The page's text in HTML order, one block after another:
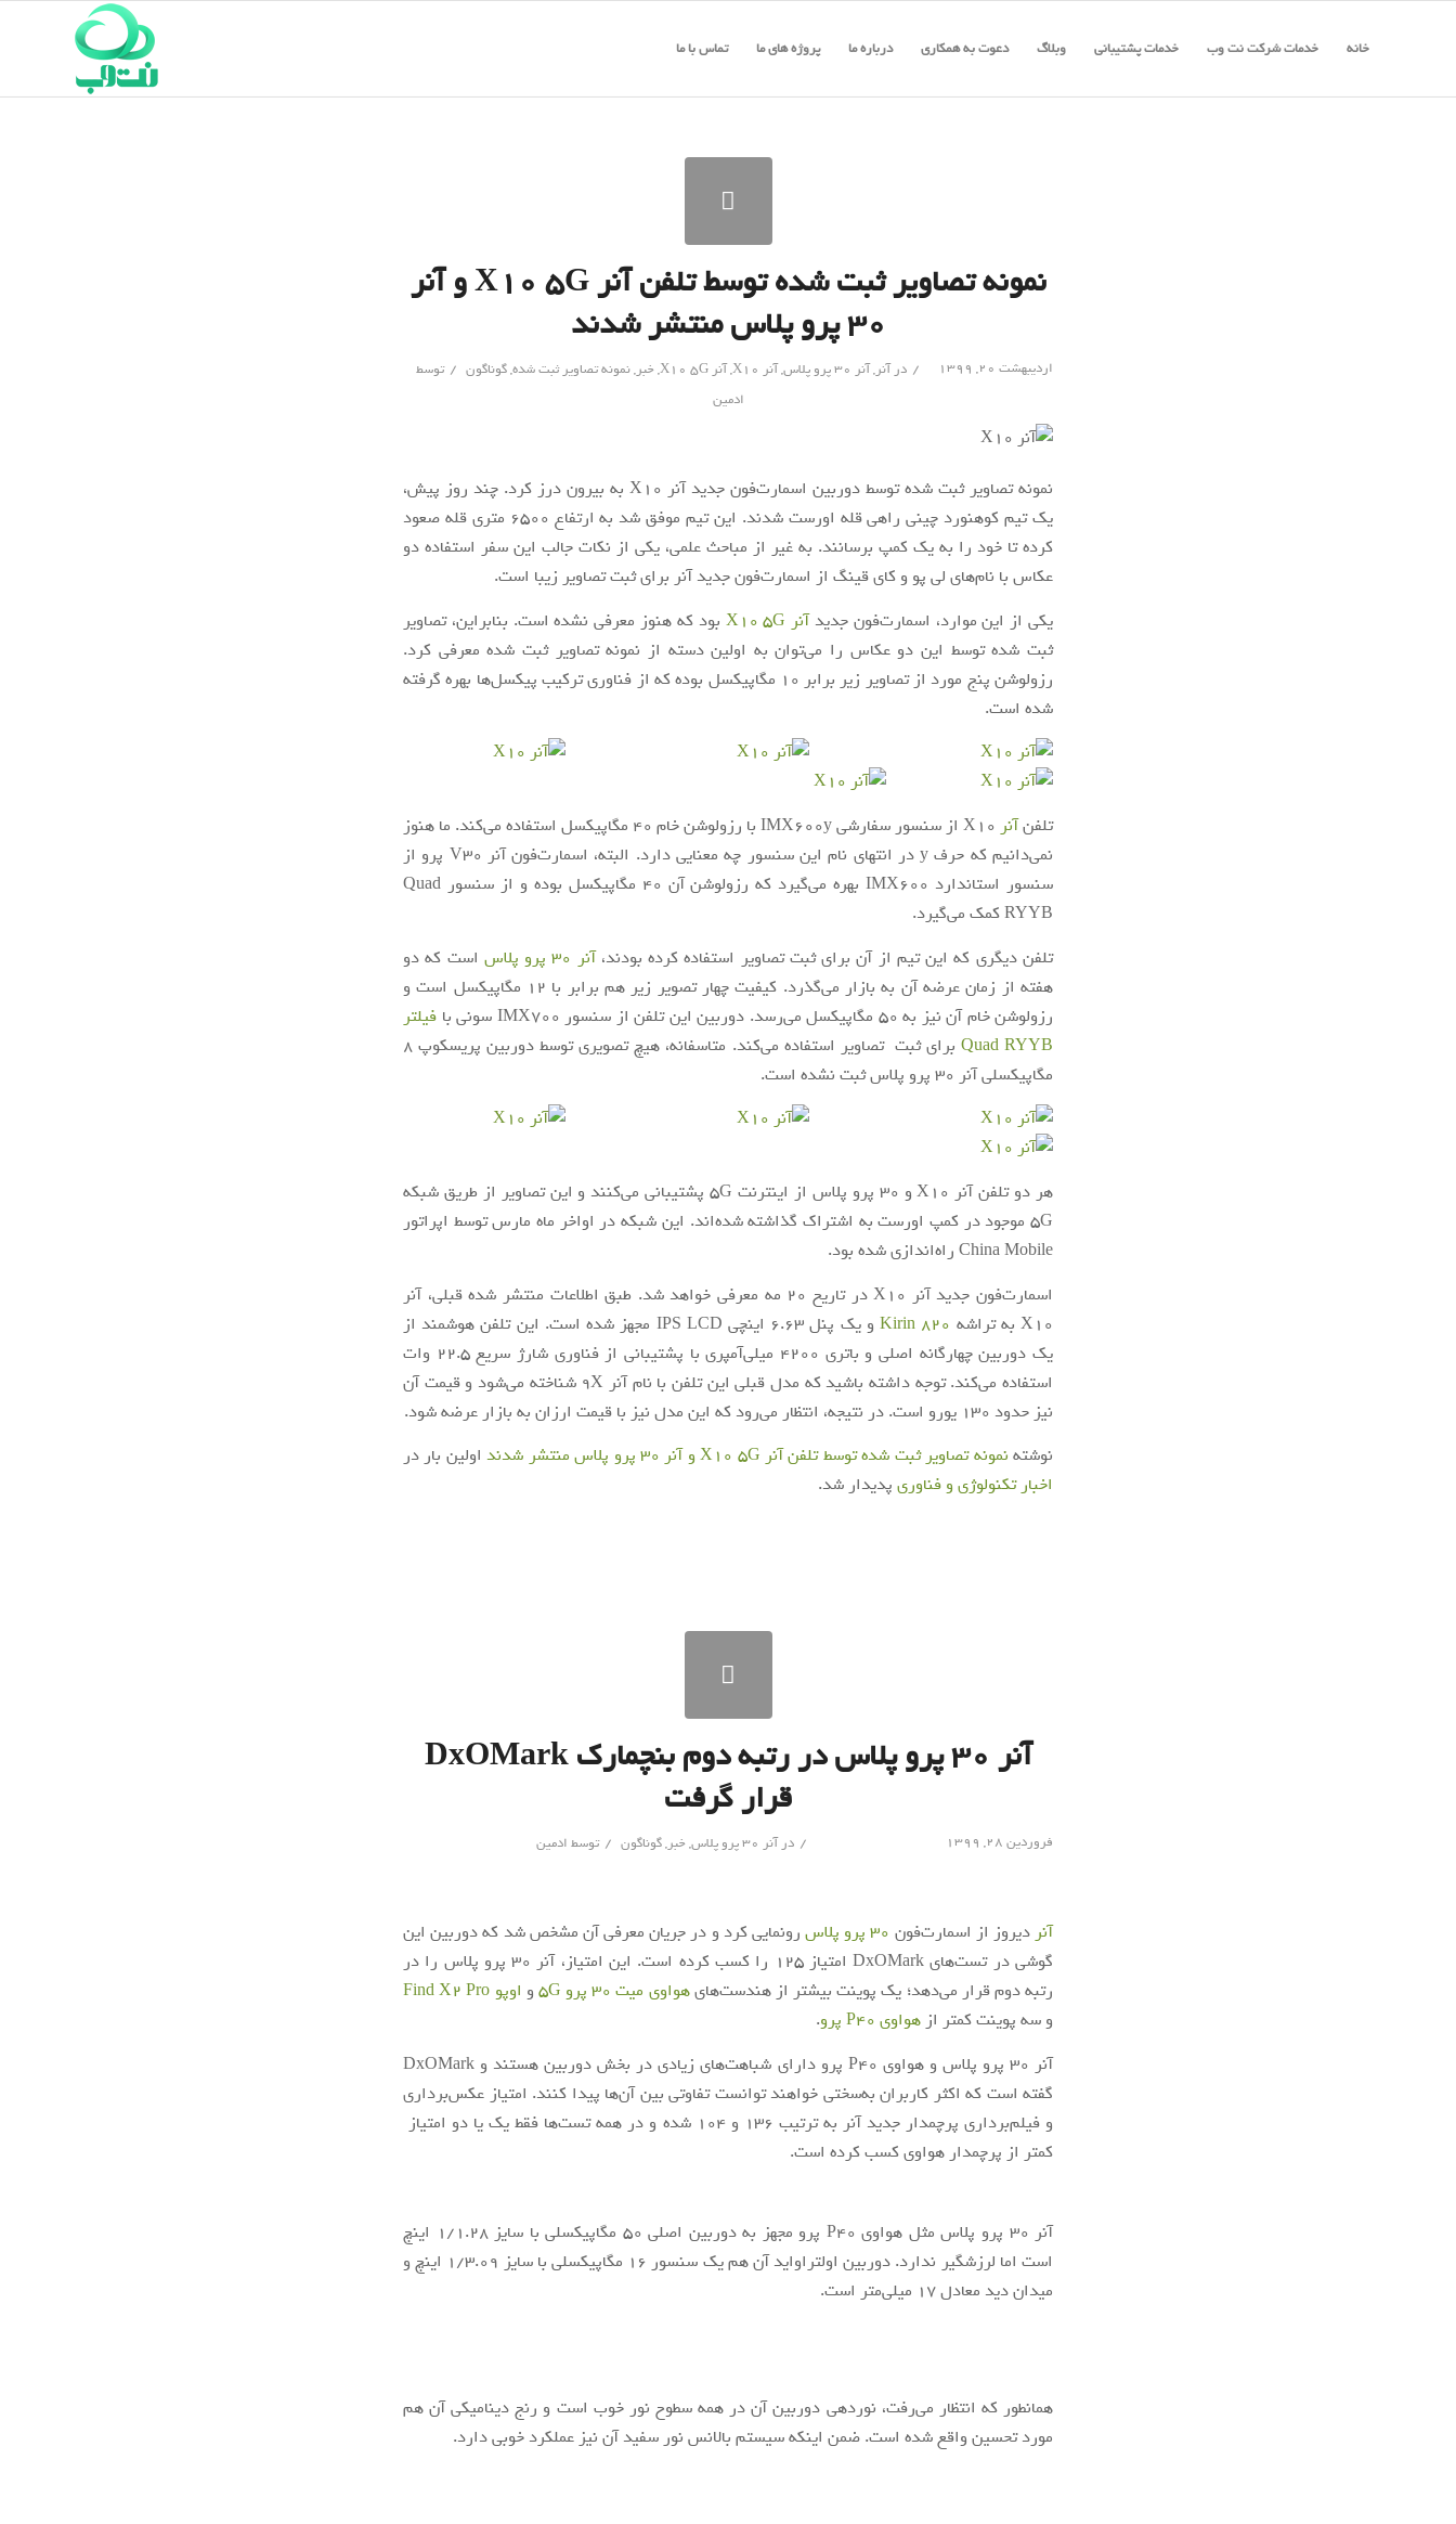
خانه خدمات شرکت نت وب خدمات پشتیبانی وبلاگ دعوت به همکاری درباره ما پروژه های ما تماس با ما
نمونه تصاویر ثبت شده توسط تلفن آنر X10 5G و آنر
۳۰ پرو پلاس منتشر شدند
اردیبهشت ۲۰, ۱۳۹۹ / درآنر,آنر 30 پرو پلاس ,آنر X10 ,آنر X10 5G ,خبر,نمونه تصاویر ثبت شده,گوناگون / توسط
ادمین
نمونه تصاویر ثبت شده توسط دوربین اسمارت‌فون جدید آنر X10 به بیرون درز کرد. چند روز پیش،
یک تیم کوهنورد چینی راهی قله اورست شدند. این تیم موفق شد به ارتفاع 6500 متری قله صعود
کرده تا خود را به یک کمپ برسانند. به غیر از مباحث علمی، یکی از نکات جالب این سفر استفاده دو
عکاس با نام‌های لی پو و کای قینگ از اسمارت‌فون جدید آنر برای ثبت تصاویر زیبا است.
یکی از این موارد، اسمارت‌فون جدیدآنر X10 5G
بود که هنوز معرفی نشده است. بنابراین، تصاویر
ثبت شده توسط این دو عکاس را می‌توان به اولین دسته از نمونه تصاویر ثبت شده معرفی کرد.
رزولوشن پنج مورد از تصاویر زیر برابر 10 مگاپیکسل بوده که از فناوری ترکیب پیکسل‌ها بهره گرفته
شده است.
تلفنآنر
X10 از سنسور سفارشی IMX600y با رزولوشن خام 40 مگاپیکسل استفاده می‌کند. ما هنوز
نمی‌دانیم که حرف y در انتهای نام این سنسور چه معنایی دارد. البته، اسمارت‌فون آنر V30 پرو از
سنسور استاندارد IMX600 بهره می‌گیرد که رزولوشن آن 40 مگاپیکسل بوده و از سنسور Quad
RYYB کمک می‌گیرد.
تلفن دیگری که این تیم از آن برای ثبت تصاویر استفاده کرده بودند،آنر 30 پرو پلاس
است که دو
هفته از زمان عرضه آن به بازار می‌گذرد. کیفیت چهار تصویر زیر هم برابر با 12 مگاپیکسل است و
رزولوشن خام آن نیز به 50 مگاپیکسل می‌رسد. دوربین این تلفن از سنسور IMX700 سونی با
فیلتر
Quad RYYB
برای ثبت تصاویر استفاده می‌کند. متاسفانه، هیچ تصویری توسط دوربین پریسکوپ 8
مگاپیکسلی آنر 30 پرو پلاس ثبت نشده است.
هر دو تلفن آنر X10 و 30 پرو پلاس از اینترنت 5G پشتیبانی می‌کنند و این تصاویر از طریق شبکه
5G موجود در کمپ اورست به اشتراک گذاشته‌ شده‌اند. این شبکه در اواخر ماه مارس توسط اپراتور
China Mobile راه‌اندازی شده بود.
اسمارت‌فون جدید آنر X10 در تاریخ 20 مه معرفی خواهد شد. طبق اطلاعات منتشر شده قبلی، آنر
X10 به تراشه
Kirin 820
و یک پنل 6.63 اینچی IPS LCD مجهز شده است. این تلفن هوشمند از
یک دوربین چهارگانه اصلی و باتری 4200 میلی‌آمپری با پشتیبانی از فناوری شارژ سریع 22.5 وات
استفاده می‌کند. توجه داشته باشید که مدل قبلی این تلفن با نام آنر 9X شناخته می‌شود و قیمت آن
نیز حدود 130 یورو است. در نتیجه، انتظار می‌رود که این مدل نیز با قیمت ارزان به بازار عرضه شود.
نوشته نمونه تصاویر ثبت شده توسط تلفن آنر X10 5G و آنر 30 پرو پلاس منتشر شدند
اولین بار در
اخبار تکنولوژی و فناوری پدیدار شد.
آنر ۳۰ پرو پلاس در رتبه دوم بنچمارک DxOMark
قرار گرفت
فروردین ۲۸, ۱۳۹۹ / درآنر 30 پرو پلاس ,خبر,گوناگون / توسط ادمین
آنر دیروز از اسمارت‌فون 30 پرو پلاس
رونمایی کرد و در جریان معرفی آن مشخص شد که دوربین این
گوشی در تست‌های DxOMark امتیاز ۱۲۵ را کسب کرده است. این امتیاز، آنر 30 پرو پلاس را در
رتبه دوم قرار می‌دهد؛ یک پوینت بیشتر از هندست‌هایهواوی میت 30 پرو 5G و اوپو Find X2 Pro
و سه پوینت کمتر از هواوی P40 پرو
.
آنر 30 پرو پلاس و
هواوی P40 پرو
دارای شباهت‌های زیادی در بخش دوربین هستند و DxOMark
گفته است که اکثر کاربران به‌سختی خواهند توانست تفاوتی بین آن‌ها پیدا کنند. امتیاز عکس‌برداری
و فیلم‌برداری پرچمدار جدید آنر به ترتیب ۱۳۶ و ۱۰۴ شده و در همه تست‌ها فقط یک یا دو امتیاز
کمتر از پرچمدار هواوی کسب کرده است.
آنر 30 پرو پلاس مثل هواوی P40 پرو مجهز به دوربین اصلی ۵۰ مگاپیکسلی با سایز ۱/۱.۲۸ اینچ
است اما لرزشگیر ندارد. دوربین اولتراواید آن هم یک سنسور ۱۶ مگاپیکسلی با سایز ۱/۳.۰۹ اینچ و
میدان دید معادل ۱۷ میلی‌متر است.
همانطور که انتظار می‌رفت، نوردهی دوربین آن در همه سطوح نور خوب است و رنج دینامیکی آن هم
مورد تحسین واقع شده است. ضمن اینکه سیستم بالانس نور سفید آن نیز عملکرد خوبی دارد.